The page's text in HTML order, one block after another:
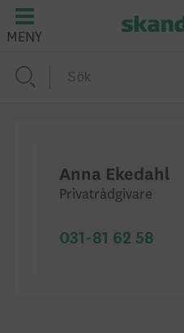
MENY
Anna Ekedahl
Privatrådgivare
031-81 62 58